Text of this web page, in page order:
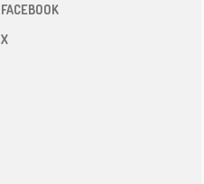
FACEBOOK
X